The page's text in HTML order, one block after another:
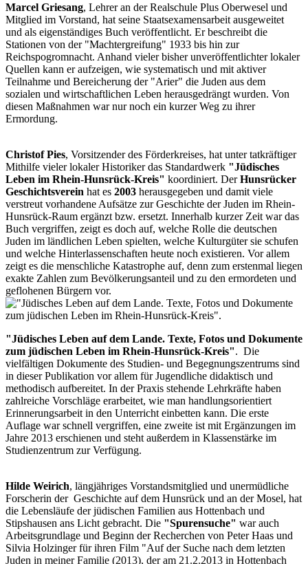
Marcel Griesang, Lehrer an der Realschule Plus Oberwesel und
Mitglied im Vorstand, hat seine Staatsexamensarbeit ausgeweitet
und als eigenständiges Buch veröffentlicht. Er beschreibt die
Stationen von der "Machtergreifung" 1933 bis hin zur
Reichspogromnacht. Anhand vieler bisher unveröffentlichter lokaler
Quellen kann er aufzeigen, wie systematisch und mit aktiver
Teilnahme und Bereicherung der "Arier" die Juden aus dem
sozialen und wirtschaftlichen Leben herausgedrängt wurden. Von
diesen Maßnahmen war nur noch ein kurzer Weg zu ihrer
Ermordung.
Christof Pies, Vorsitzender des Förderkreises, hat unter tatkräftiger
Mithilfe vieler lokaler Historiker das Standardwerk "Jüdisches
Leben im Rhein-Hunsrück-Kreis" koordiniert. DerHunsrücker
Geschichtsverein hat es 2003 herausgegeben und damit viele
verstreut vorhandene Aufsätze zur Geschichte der Juden im Rhein-
Hunsrück-Raum ergänzt bzw. ersetzt. Innerhalb kurzer Zeit war das
Buch vergriffen, zeigt es doch auf, welche Rolle die deutschen
Juden im ländlichen Leben spielten, welche Kulturgüter sie schufen
und welche Hinterlassenschaften heute noch existieren. Vor allem
zeigt es die menschliche Katastrophe auf, denn zum erstenmal liegen
exakte Zahlen zum Bevölkerungsanteil und zu den ermordeten und
geflohenen Bürgern vor.
"Jüdisches Leben auf dem Lande. Texte, Fotos und Dokumente
zum jüdischen Leben im Rhein-Hunsrück-Kreis". Die
vielfältigen Dokumente des Studien- und Begegnungszentrums sind
in dieser Publikation vor allem für Jugendliche didaktisch und
methodisch aufbereitet. In der Praxis stehende Lehrkräfte haben
zahlreiche Vorschläge erarbeitet, wie man handlungsorientiert
Erinnerungsarbeit in den Unterricht einbetten kann. Die erste
Auflage war schnell vergriffen, eine zweite ist mit Ergänzungen im
Jahre 2013 erschienen und steht außerdem in Klassenstärke im
Studienzentrum zur Verfügung.
Hilde Weirich, längjähriges Vorstandsmitglied und unermüdliche
Forscherin der Geschichte auf dem Hunsrück und an der Mosel, hat
die Lebensläufe der jüdischen Familien aus Hottenbach und
Stipshausen ans Licht gebracht. Die "Spurensuche" war auch
Arbeitsgrundlage und Beginn der Recherchen von Peter Haas und
Silvia Holzinger für ihren Film "Auf der Suche nach dem letzten
Juden in meiner Familie (2013), der am 21.2.2013 in Hottenbach